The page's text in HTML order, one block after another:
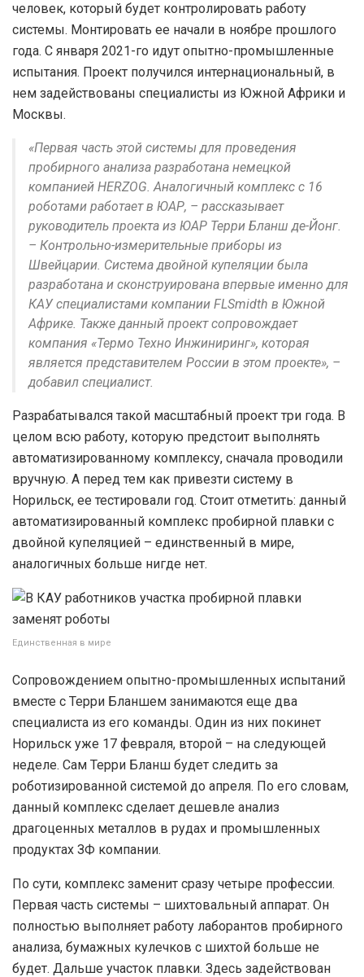
человек, который будет контролировать работу
системы. Монтировать ее начали в ноябре прошлого
года. С января 2021-го идут опытно-промышленные
испытания. Проект получился интернациональный, в
нем задействованы специалисты из Южной Африки и
Москвы.
«Первая часть этой системы для проведения
пробирного анализа разработана немецкой
компанией HERZOG. Аналогичный комплекс с 16
роботами работает в ЮАР, – рассказывает
руководитель проекта из ЮАР Терри Бланш де-Йонг.
– Контрольно-измерительные приборы из
Швейцарии. Система двойной купеляции была
разработана и сконструирована впервые именно для
КАУ специалистами компании FLSmidth в Южной
Африке. Также данный проект сопровождает
компания «Термо Техно Инжиниринг», которая
является представителем России в этом проекте», –
добавил специалист.
Разрабатывался такой масштабный проект три года. В
целом всю работу, которую предстоит выполнять
автоматизированному комплексу, сначала проводили
вручную. А перед тем как привезти систему в
Норильск, ее тестировали год. Стоит отметить: данный
автоматизированный комплекс пробирной плавки с
двойной купеляцией – единственный в мире,
аналогичных больше нигде нет.
Единственная в мире
Сопровождением опытно-промышленных испытаний
вместе с Терри Бланшем занимаются еще два
специалиста из его команды. Один из них покинет
Норильск уже 17 февраля, второй – на следующей
неделе. Сам Терри Бланш будет следить за
роботизированной системой до апреля. По его словам,
данный комплекс сделает дешевле анализ
драгоценных металлов в рудах и промышленных
продуктах ЗФ компании.
По сути, комплекс заменит сразу четыре профессии.
Первая часть системы – шихтовальный аппарат. Он
полностью выполняет работу лаборантов пробирного
анализа, бумажных кулечков с шихтой больше не
будет. Дальше участок плавки. Здесь задействован